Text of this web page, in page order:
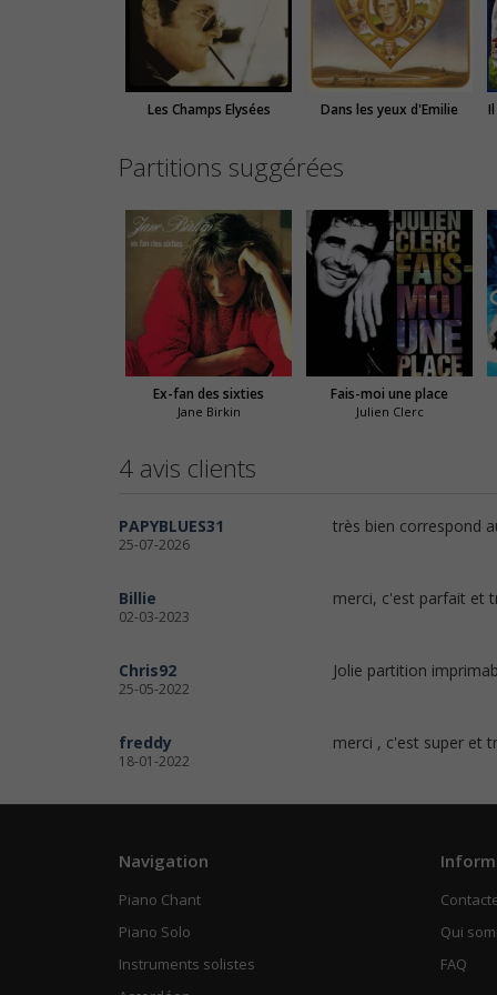
Les Champs Elysées Dans les yeux d'Emilie
Partitions suggérées
Ex-fan des sixties
Jane Birkin
Fais-moi une place
Julien Clerc
4 avis clients
PAPYBLUES31
25-07-2026
très bien correspond
Billie
02-03-2023
merci, c'est parfait et
Chris92
25-05-2022
Jolie partition
freddy
18-01-2022
merci , c'est super et
Navigation
Piano Chant
Piano Solo
Instruments solistes
Qui
FAQ